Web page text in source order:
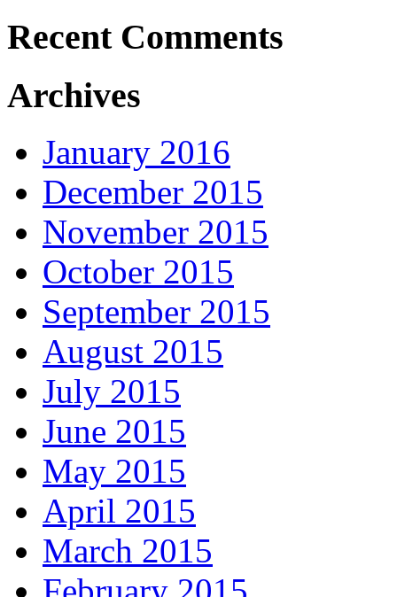
Recent Comments
Archives
January 2016
December 2015
November 2015
October 2015
September 2015
August 2015
July 2015
June 2015
May 2015
April 2015
March 2015